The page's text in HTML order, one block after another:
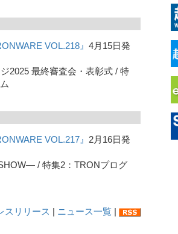
VOL.218』 4月15日発
2025 最終審査会・表彰式 / 特
VOL.217』 2月16日発
/ 特集2：TRONプログ
スリリース | ニュース一覧 |